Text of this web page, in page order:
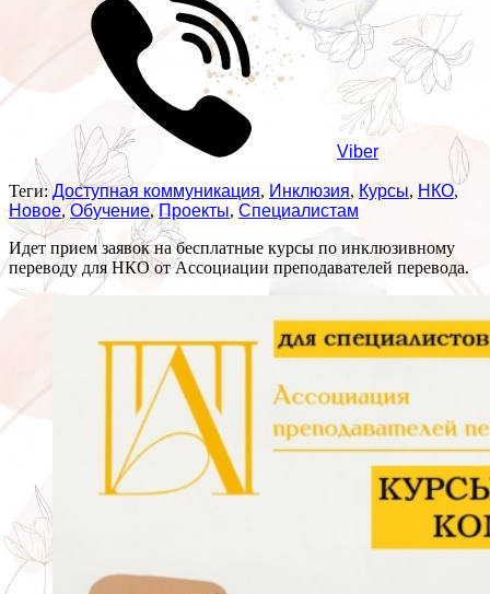
Viber
Теги:Доступная коммуникация, Инклюзия, Курсы, НКО,
Новое,Обучение,Проекты, Специалистам
Идет прием заявок на бесплатные курсы по инклюзивному
переводу для НКО от Ассоциации преподавателей перевода.